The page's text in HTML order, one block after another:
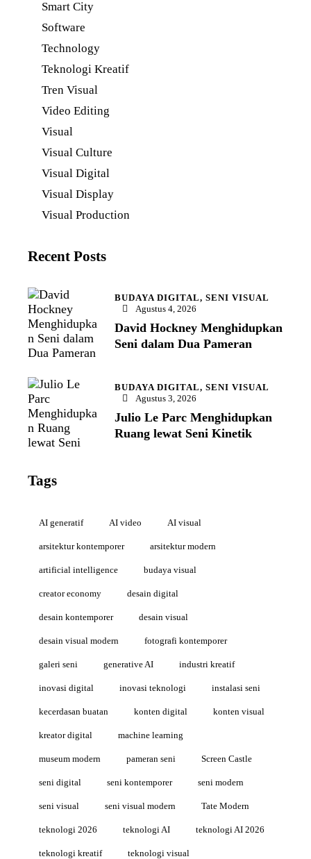
Smart City
Software
Technology
Teknologi Kreatif
Tren Visual
Video Editing
Visual
Visual Culture
Visual Digital
Visual Display
Visual Production
Recent Posts
BUDAYA DIGITAL, SENI VISUAL
Agustus 4, 2026
David Hockney Menghidupkan
Seni dalam Dua Pameran
BUDAYA DIGITAL, SENI VISUAL
Agustus 3, 2026
Julio Le Parc Menghidupkan
Ruang lewat Seni Kinetik
Tags
AI generatif AI video AI visual
arsitektur kontemporer arsitektur modern
artificial intelligence budaya visual
creator economy desain digital
desain kontemporer desain visual
desain visual modern fotografi kontemporer
galeri seni generative AI industri kreatif
inovasi digital inovasi teknologi instalasi seni
kecerdasan buatan konten digital konten visual
kreator digital machine learning
museum modern pameran seni Screen Castle
seni digital seni kontemporer seni modern
seni visual seni visual modern Tate Modern
teknologi 2026 teknologi AI teknologi AI 2026
teknologi kreatif teknologi visual